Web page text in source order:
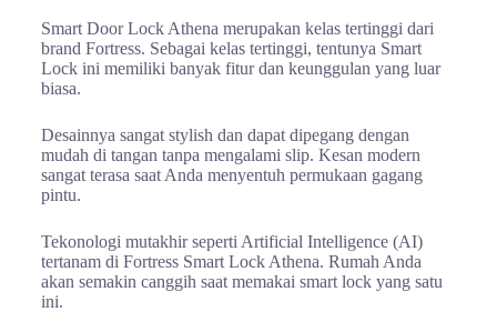
Smart Door Lock Athena merupakan kelas tertinggi dari
brand Fortress. Sebagai kelas tertinggi, tentunya Smart
Lock ini memiliki banyak fitur dan keunggulan yang luar
biasa.
Desainnya sangat stylish dan dapat dipegang dengan
mudah di tangan tanpa mengalami slip. Kesan modern
sangat terasa saat Anda menyentuh permukaan gagang
pintu.
Tekonologi mutakhir seperti Artificial Intelligence (AI)
tertanam di Fortress Smart Lock Athena. Rumah Anda
akan semakin canggih saat memakai smart lock yang satu
ini.